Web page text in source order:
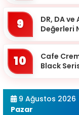
9
DR, DA
Değerleri
10
Cafe
Black
9 Ağustos 2026
Pazar
Çanakkale
Çankırı
Çorum
Denizli
Diyarbakır
Düzce
Edirne